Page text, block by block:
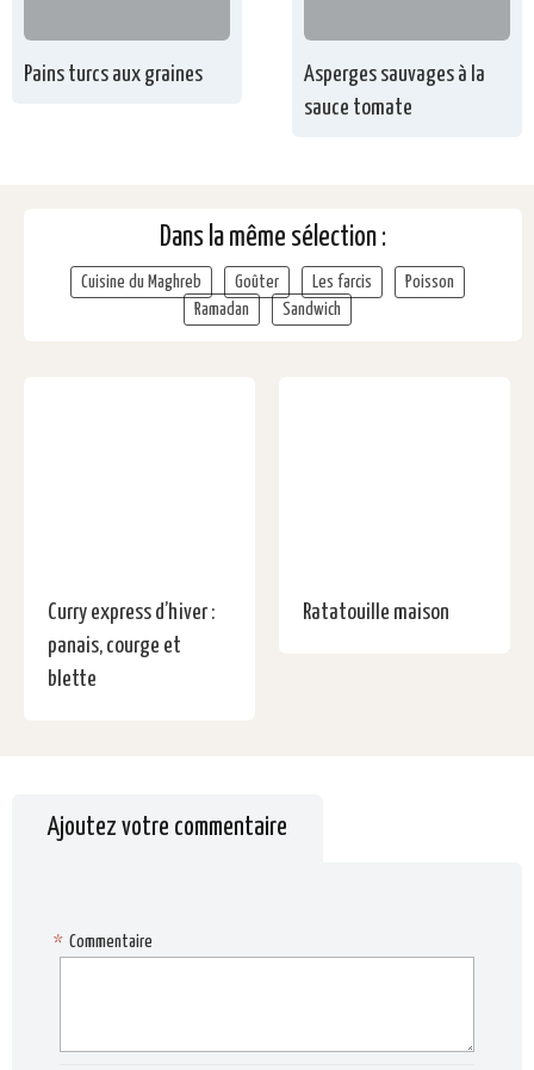
Pains turcs aux graines
Asperges sauvages à la
sauce tomate
Dans la même sélection :
Cuisine du Maghreb Goûter Les farcis
Poisson
Ramadan
Sandwich
Curry express d’hiver :
panais, courge et
blette
Ratatouille maison
Ajoutez votre commentaire
Commentaire
*